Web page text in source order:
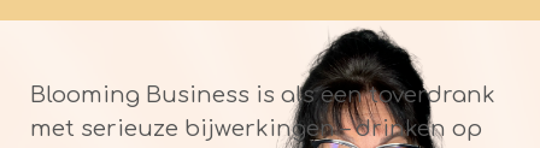
Blooming Business is als een toverdrank
met serieuze bijwerkingen – drinken op